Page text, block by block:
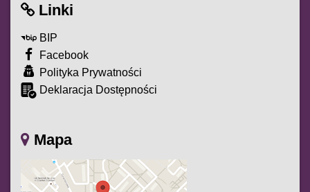
Linki
BIP
Facebook
Polityka Prywatności
Deklaracja Dostępności
Mapa